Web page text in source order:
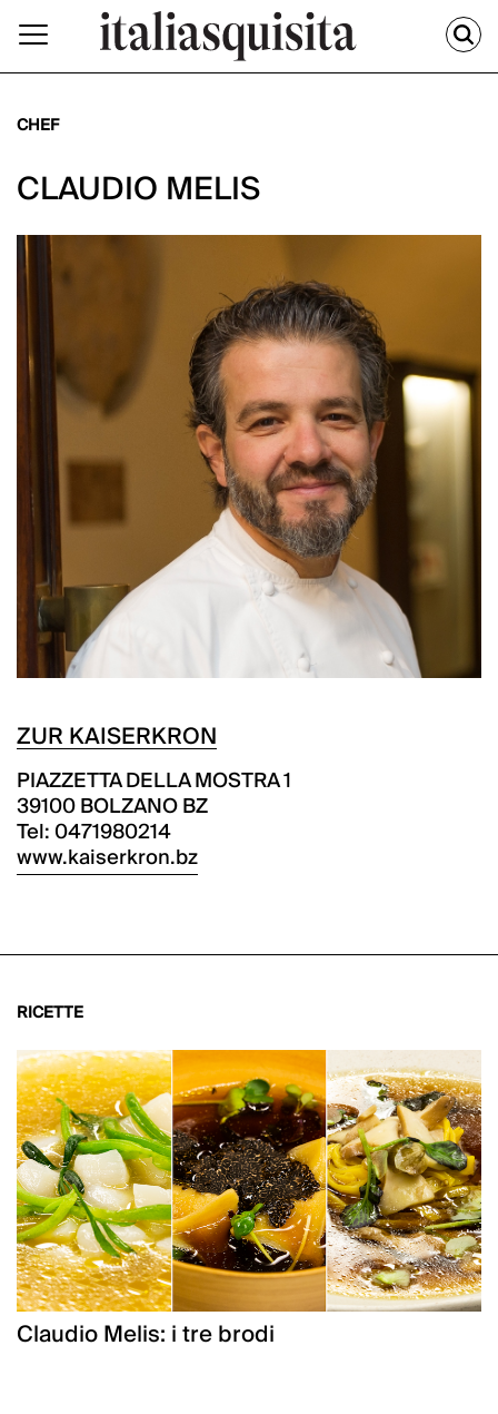
CHEF
CLAUDIO MELIS
ZUR KAISERKRON
PIAZZETTA DELLA MOSTRA 1
39100 BOLZANO BZ
Tel: 0471980214
www.kaiserkron.bz
RICETTE
Claudio Melis: i tre brodi